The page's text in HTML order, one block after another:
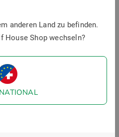
anderen Land zu befinden.
House Shop wechseln?